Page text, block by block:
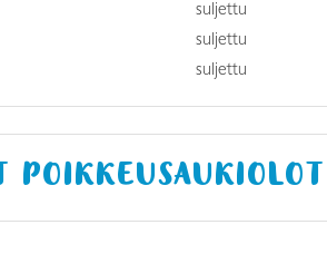
suljettu
suljettu
suljettu
POIKKEUSAUKIOLOT